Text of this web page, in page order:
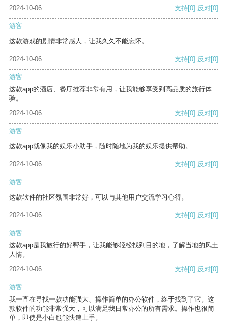
2024-10-06 支持[0] 反对[0]
游客
这款游戏的剧情非常感人，让我久久不能忘怀。
2024-10-06 支持[0] 反对[0]
游客
这款app的酒店、餐厅推荐非常有用，让我能够享受到高品质的旅行体
验。
2024-10-06
支持[0] 反对[0]
游客
这款app就像我的娱乐小助手，随时随地为我的娱乐提供帮助。
2024-10-06 支持[0] 反对[0]
游客
这款软件的社区氛围非常好，可以与其他用户交流学习心得。
2024-10-06 支持[0] 反对[0]
游客
这款app是我旅行的好帮手，让我能够轻松找到目的地，了解当地的风土
人情。
2024-10-06
支持[0] 反对[0]
游客
我一直在寻找一款功能强大、操作简单的办公软件，终于找到了它。这
款软件的功能非常强大，可以满足我日常办公的所有需求。操作也很简
单，即使是小白也能快速上手。